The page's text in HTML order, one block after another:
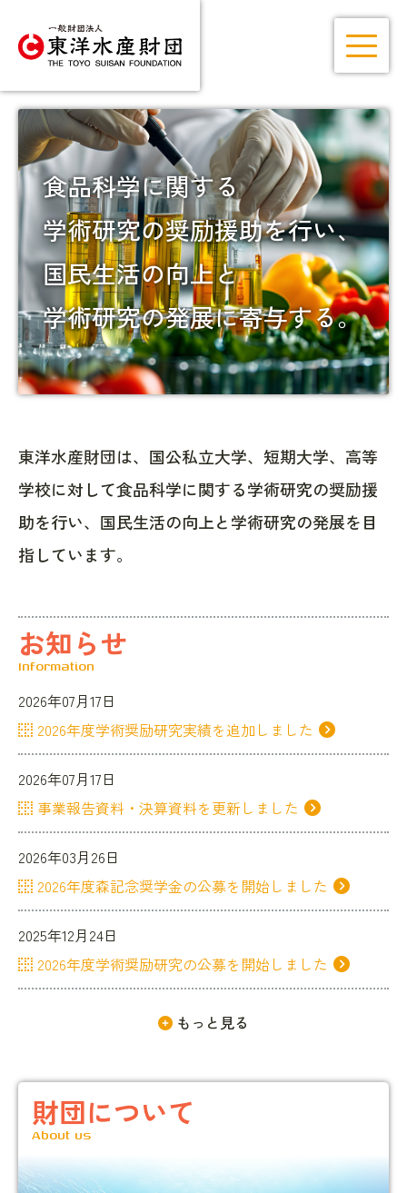
食品科学に関する
学術研究の奨励援助を行い、
国民生活の向上と
学術研究の発展に寄与する。
東洋水産財団は、国公私立大学、短期大学、高等
学校に対して食品科学に関する学術研究の奨励援
助を行い、 国民生活の向上と学術研究の発展を目
指しています。
お知らせ
Information
2026年07月17日
2026年度学術奨励研究実績を追加しました
2026年07月17日
事業報告資料・決算資料を更新しました
2026年03月26日
2026年度森記念奨学金の公募を開始しました
2025年12月24日
2026年度学術奨励研究の公募を開始しました
もっと見る
財団について
About us